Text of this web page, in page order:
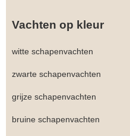
Vachten op kleur
witte schapenvachten
zwarte schapenvachten
grijze schapenvachten
bruine schapenvachten